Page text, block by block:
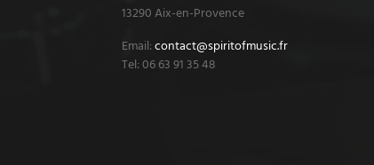
13290 Aix-en-Provence
Email:contact@spiritofmusic.fr
Tel: 06 63 91 35 48